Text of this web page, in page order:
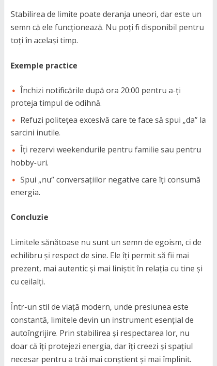
Stabilirea de limite poate deranja uneori, dar este un
semn că ele funcționează. Nu poți fi disponibil pentru
toți în același timp.
Exemple practice
Închizi notificările după ora 20:00 pentru a-ți
proteja timpul de odihnă.
Refuzi politețea excesivă care te face să spui „da” la
sarcini inutile.
Îți rezervi weekendurile pentru familie sau pentru
hobby-uri.
Spui „nu” conversațiilor negative care îți consumă
energia.
Concluzie
Limitele sănătoase nu sunt un semn de egoism, ci de
echilibru și respect de sine. Ele îți permit să fii mai
prezent, mai autentic și mai liniștit în relația cu tine și
cu ceilalți.
Într-un stil de viață modern, unde presiunea este
constantă, limitele devin un instrument esențial de
autoîngrijire. Prin stabilirea și respectarea lor, nu
doar că îți protejezi energia, dar îți creezi și spațiul
necesar pentru a trăi mai conștient și mai împlinit.